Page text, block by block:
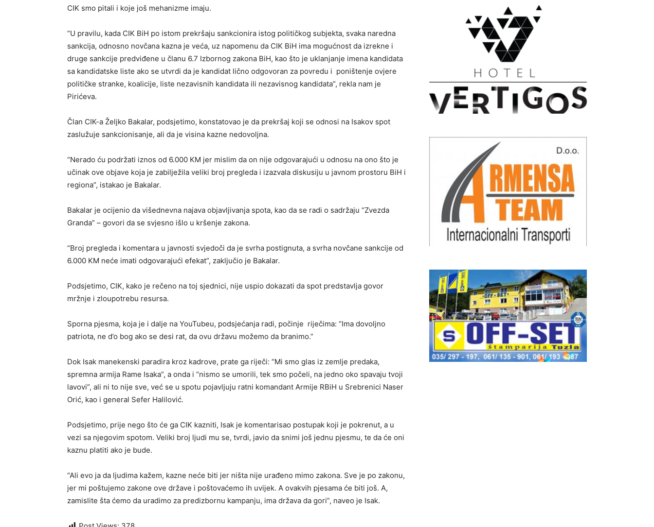
CIK smo pitali i koje još mehanizme imaju.
“U pravilu, kada CIK BiH po istom prekršaju sankcionira istog političkog subjekta, svaka naredna
sankcija, odnosno novčana kazna je veća, uz napomenu da CIK BiH ima mogućnost da izrekne i
druge sankcije predviđene u članu 6.7 Izbornog zakona BiH, kao što je uklanjanje imena kandidata
sa kandidatske liste ako se utvrdi da je kandidat lično odgovoran za povredu i poništenje ovjere
političke stranke, koalicije, liste nezavisnih kandidata ili nezavisnog kandidata”, rekla nam je
Pirićeva.
Član CIK-a Željko Bakalar, podsjetimo, konstatovao je da prekršaj koji se odnosi na Isakov spot
zaslužuje sankcionisanje, ali da je visina kazne nedovoljna.
“Nerado ću podržati iznos od 6.000 KM jer mislim da on nije odgovarajući u odnosu na ono što je
učinak ove objave koja je zabilježila veliki broj pregleda i izazvala diskusiju u javnom prostoru BiH i
regiona”, istakao je Bakalar.
Bakalar je ocijenio da višednevna najava objavljivanja spota, kao da se radi o sadržaju “Zvezda
Granda” – govori da se svjesno išlo u kršenje zakona.
“Broj pregleda i komentara u javnosti svjedoči da je svrha postignuta, a svrha novčane sankcije od
6.000 KM neće imati odgovarajući efekat”, zaključio je Bakalar.
Podsjetimo, CIK, kako je rečeno na toj sjednici, nije uspio dokazati da spot predstavlja govor
mržnje i zloupotrebu resursa.
Sporna pjesma, koja je i dalje na YouTubeu, podsjećanja radi, počinje riječima: “Ima dovoljno
patriota, ne d’o bog ako se desi rat, da ovu državu možemo da branimo.”
Dok Isak manekenski paradira kroz kadrove, prate ga riječi: “Mi smo glas iz zemlje predaka,
spremna armija Rame Isaka”, a onda i “nismo se umorili, tek smo počeli, na jedno oko spavaju tvoji
lavovi”, ali ni to nije sve, već se u spotu pojavljuju ratni komandant Armije RBiH u Srebrenici Naser
Orić, kao i general Sefer Halilović.
Podsjetimo, prije nego što će ga CIK kazniti, Isak je komentarisao postupak koji je pokrenut, a u
vezi sa njegovim spotom. Veliki broj ljudi mu se, tvrdi, javio da snimi još jednu pjesmu, te da će oni
kaznu platiti ako je bude.
“Ali evo ja da ljudima kažem, kazne neće biti jer ništa nije urađeno mimo zakona. Sve je po zakonu,
jer mi poštujemo zakone ove države i poštovaćemo ih uvijek. A ovakvih pjesama će biti još. A,
zamislite šta ćemo da uradimo za predizbornu kampanju, ima država da gori”, naveo je Isak.